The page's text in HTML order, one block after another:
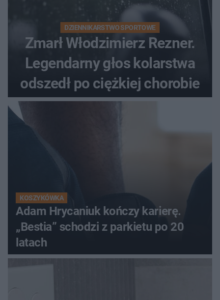
DZIENNIKARSTWO SPORTOWE
Zmarł Włodzimierz Rezner.
Legendarny głos kolarstwa
odszedł po ciężkiej chorobie
KOSZYKÓWKA
Adam Hrycaniuk kończy karierę.
„Bestia” schodzi z parkietu po 20
latach